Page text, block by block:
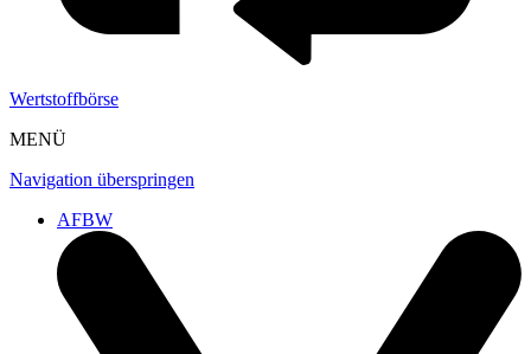
Wertstoffbörse
MENÜ
Navigation überspringen
AFBW